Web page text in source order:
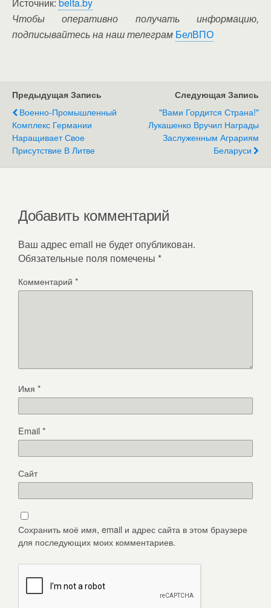
Чтобы оперативно получать информацию,
подписывайтесь на наш телеграм БелВПО
Предыдущая Запись
Военно-Промышленный
Комплекс Германии
Наращивает Свое
Присутствие В Литве
Следующая Запись
"Вами Гордится Страна!"
Лукашенко Вручил Награды
Заслуженным Аграриям
Беларуси
Добавить комментарий
Ваш адрес email не будет опубликован.
Обязательные поля помечены *
Комментарий *
Имя *
Email*
Сайт
Сохранить моё имя, email и адрес сайта в этом браузере
для последующих моих комментариев.